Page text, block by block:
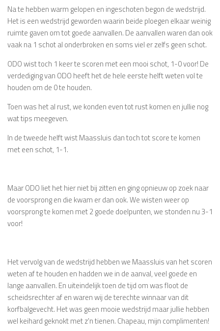
Na te hebben warm gelopen en ingeschoten begon de wedstrijd.
Het is een wedstrijd geworden waarin beide ploegen elkaar weinig
ruimte gaven om tot goede aanvallen. De aanvallen waren dan ook
vaak na 1 schot al onderbroken en soms viel er zelfs geen schot.
ODO wist toch 1 keer te scoren met een mooi schot, 1-0 voor! De
verdediging van ODO heeft het de hele eerste helft weten vol te
houden om de 0 te houden.
Toen was het al rust, we konden even tot rust komen en jullie nog
wat tips meegeven.
In de tweede helft wist Maassluis dan toch tot score te komen
met een schot, 1-1.
Maar ODO liet het hier niet bij zitten en ging opnieuw op zoek naar
de voorsprong en die kwam er dan ook. We wisten weer op
voorsprong te komen met 2 goede doelpunten, we stonden nu 3-1
voor!
Het vervolg van de wedstrijd hebben we Maassluis van het scoren
weten af te houden en hadden we in de aanval, veel goede en
lange aanvallen. En uiteindelijk toen de tijd om was floot de
scheidsrechter af en waren wij de terechte winnaar van dit
korfbalgevecht. Het was geen mooie wedstrijd maar jullie hebben
wel keihard geknokt met z'n tienen. Chapeau, mijn complimenten!